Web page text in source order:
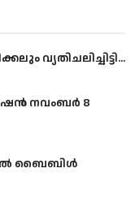
വ്യതിചലിച്ചിട്ടി...
നവംബർ 8
ബൈബിൾ